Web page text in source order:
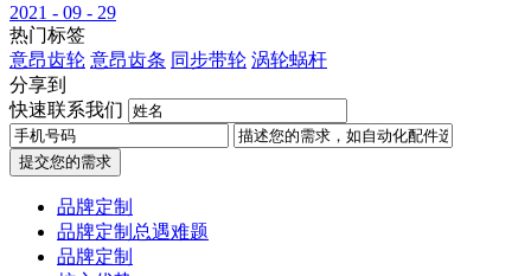
2021 - 09 - 29
热门标签
意昂齿轮 意昂齿条 同步带轮 涡轮蜗杆
分享到
快速联系我们
提交您的需求
品牌定制
品牌定制总遇难题
品牌定制